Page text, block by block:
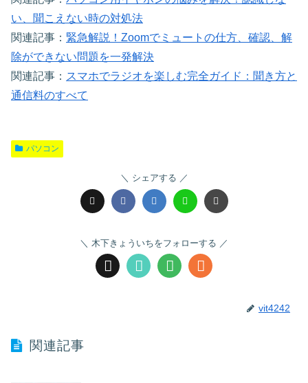
い、聞こえない時の対処法
関連記事： 緊急解説！Zoomでミュートの仕方、確認、解
除ができない問題を一発解決
関連記事： スマホでラジオを楽しむ完全ガイド：聞き方と
通信料のすべて
パソコン
シェアする
木下きょういちをフォローする
vit4242
関連記事